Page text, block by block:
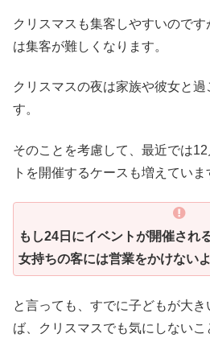
クリスマスも集客しやすいので
は集客が難しくなります。
クリスマスの夜は家族や彼女と
す。
そのことを考慮して、最近では
トを開催するケースも増えていま
もし24日にイベントが開催され
女持ちの客には営業をかけない
と言っても、すでに子どもが大
ば、クリスマスでも気にしない